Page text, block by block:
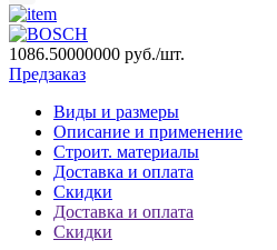
1086.50000000 руб./шт.
Предзаказ
Виды и размеры
Описание и применение
Строит. материалы
Доставка и оплата
Скидки
Доставка и оплата
Скидки